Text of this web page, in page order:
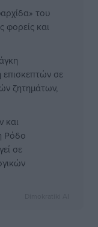
του
φορείς και
επισκεπτών σε
ζητημάτων,
και
Ρόδο
σε